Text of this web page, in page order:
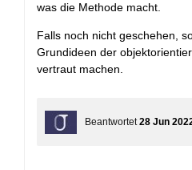
was die Methode macht.
Falls noch nicht geschehen,
Grundideen der
vertraut machen.
Beantwortet 28 Jun